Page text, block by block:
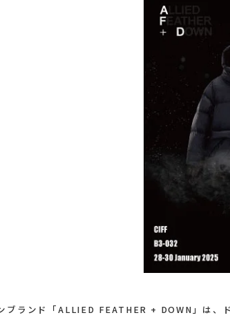
ブランド「ALLIED FEATHER + DOWN」は